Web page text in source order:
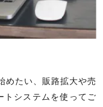
めたい、販路拡大や売
トシステムを使ってご